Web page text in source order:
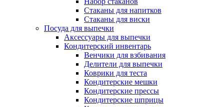
Стаканы для напитков
Стаканы для виски
Посуда для выпечки
Аксессуары для выпечки
Кондитерский инвентарь
Венчики для взбивания
Делители для выпечки
Коврики для теста
Кондитерские мешки
Кондитерские прессы
Кондитерские шприцы